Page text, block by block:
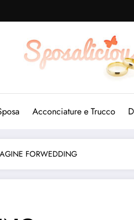
Acconciature e Trucco
FORWEDDING